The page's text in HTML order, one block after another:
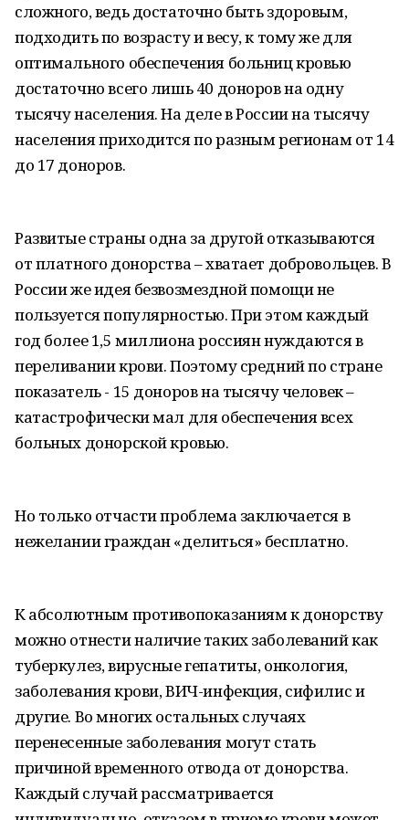
сложного, ведь достаточно быть здоровым,
подходить по возрасту и весу, к тому же для
оптимального обеспечения больниц кровью
достаточно всего лишь 40 доноров на одну
тысячу населения. На деле в России на тысячу
населения приходится по разным регионам от 14
до 17 доноров.
Развитые страны одна за другой отказываются
от платного донорства – хватает добровольцев. В
России же идея безвозмездной помощи не
пользуется популярностью. При этом каждый
год более 1,5 миллиона россиян нуждаются в
переливании крови. Поэтому средний по стране
показатель - 15 доноров на тысячу человек –
катастрофически мал для обеспечения всех
больных донорской кровью.
Но только отчасти проблема заключается в
нежелании граждан «делиться» бесплатно.
К абсолютным противопоказаниям к донорству
можно отнести наличие таких заболеваний как
туберкулез, вирусные гепатиты, онкология,
заболевания крови, ВИЧ-инфекция, сифилис и
другие. Во многих остальных случаях
перенесенные заболевания могут стать
причиной временного отвода от донорства.
Каждый случай рассматривается